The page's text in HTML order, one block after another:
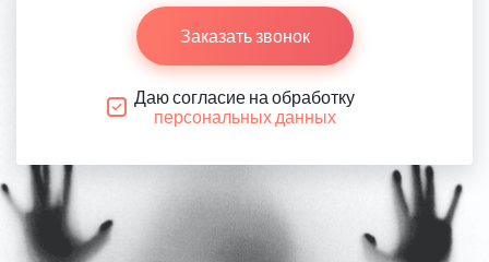
Заказать звонок
Даю согласие на обработку
персональных данных